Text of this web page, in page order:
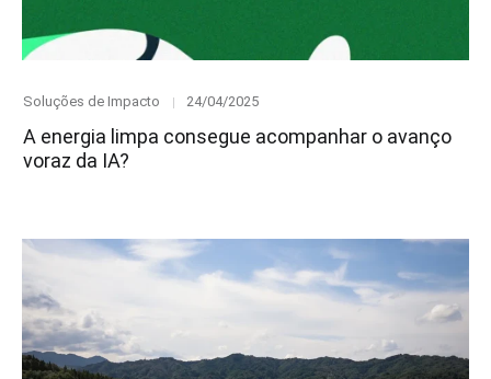
Category
Soluções de Impacto
Posted
24/04/2025
A energia limpa consegue acompanhar o avanço
voraz da IA?